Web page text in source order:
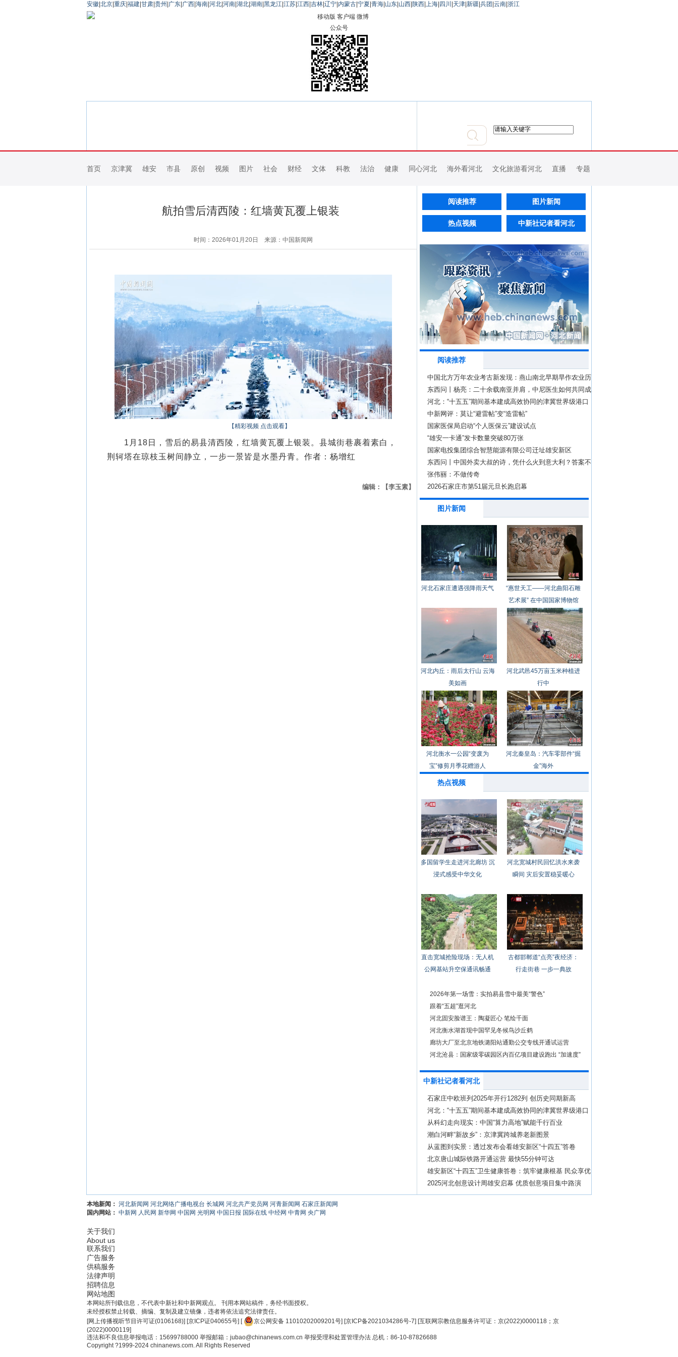
安徽 北京 重庆 福建 甘肃 贵州 广东 广西 海南 河北 河南 湖北 湖南 黑龙江 江苏 江西 吉林 辽宁 内蒙古 宁夏 青海 山东 山西 陕西 上海 四川 天津 新疆 兵团 云南 浙江
移动版 客户端 微博
公众号
首页 京津冀 雄安 市县 原创 视频 图片 社会 财经 文体 科教 法治 健康 同心河北 海外看河北 文化旅游看河北 直播 专题
航拍雪后清西陵：红墙黄瓦覆上银装
时间：2026年01月20日 来源：中国新闻网
【精彩视频 点击观看】
1月18日，雪后的易县清西陵，红墙黄瓦覆上银装。县城街巷裹着素白，
荆轲塔在琼枝玉树间静立，一步一景皆是水墨丹青。作者：杨增红
编辑：【李玉素】
阅读推荐 图片新闻
热点视频 中新社记者看河北
阅读推荐
中国北方万年农业考古新发现：燕山南北早期旱作农业历
经三阶段
东西问丨杨亮：二十余载南亚并肩，中尼医生如何共同成
长？
河北：“十五五”期间基本建成高效协同的津冀世界级港口
群
中新网评：莫让“避雷帖”变“造雷帖”
国家医保局启动“个人医保云”建设试点
“雄安一卡通”发卡数量突破80万张
国家电投集团综合智慧能源有限公司迁址雄安新区
东西问丨中国外卖大叔的诗，凭什么火到意大利？答案不
只关乎文学
张伟丽：不做传奇
2026石家庄市第51届元旦长跑启幕
图片新闻
河北石家庄遭遇强降雨天气
“惠世天工——河北曲阳石雕
艺术展” 在中国国家博物馆
开幕
河北内丘：雨后太行山 云海
美如画
河北武邑45万亩玉米种植进
行中
河北衡水一公园“变废为
宝”修剪月季花赠游人
河北秦皇岛：汽车零部件“掘
金”海外
热点视频
多国留学生走进河北廊坊 沉
浸式感受中华文化
河北宽城村民回忆洪水来袭
瞬间 灾后安置稳妥暖心
直击宽城抢险现场：无人机
公网基站升空保通讯畅通
古都邯郸道“点亮”夜经济：
行走街巷 一步一典故
2026年第一场雪：实拍易县雪中最美“警色”
跟着“五超”逛河北
河北固安脸谱王：陶凝匠心 笔绘千面
河北衡水湖首现中国罕见冬候鸟沙丘鹤
廊坊大厂至北京地铁潞阳站通勤公交专线开通试运营
河北沧县：国家级零碳园区内百亿项目建设跑出 “加速度”
中新社记者看河北
石家庄中欧班列2025年开行1282列 创历史同期新高
河北：“十五五”期间基本建成高效协同的津冀世界级港口
群
从科幻走向现实：中国“算力高地”赋能千行百业
潮白河畔“新故乡”：京津冀跨城养老新图景
从蓝图到实景：透过发布会看雄安新区“十四五”答卷
北京唐山城际铁路开通运营 最快55分钟可达
雄安新区“十四五”卫生健康答卷：筑牢健康根基 民众享优
质医疗
2025河北创意设计周雄安启幕 优质创意项目集中路演
本地新闻： 河北新闻网 河北网络广播电视台 长城网 河北共产党员网 河青新闻网 石家庄新闻网
国内网站： 中新网 人民网 新华网 中国网 光明网 中国日报 国际在线 中经网 中青网 央广网
关于我们
About us
联系我们
广告服务
供稿服务
法律声明
招聘信息
网站地图
本网站所刊载信息，不代表中新社和中新网观点。 刊用本网站稿件，务经书面授权。
未经授权禁止转载、摘编、复制及建立镜像，违者将依法追究法律责任。
[网上传播视听节目许可证(0106168)] [京ICP证040655号] [ 京公网安备 11010202009201号] [京ICP备2021034286号-7] [互联网宗教信息服务许可证：京(2022)0000118；京
(2022)0000119]
违法和不良信息举报电话：15699788000 举报邮箱：jubao@chinanews.com.cn 举报受理和处置管理办法 总机：86-10-87826688
Copyright ?1999-2024 chinanews.com. All Rights Reserved